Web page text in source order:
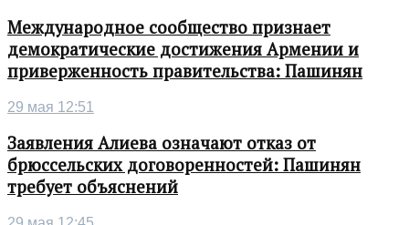
Международное сообщество признает
демократические достижения Армении и
приверженность правительства: Пашинян
29 мая 12:51
Заявления Алиева означают отказ от
брюссельских договоренностей: Пашинян
требует объяснений